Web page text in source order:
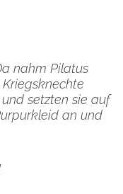
nahm Pilatus
setzten sie auf
an und